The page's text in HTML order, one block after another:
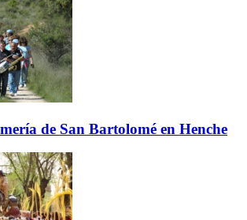
de San Bartolomé en Henche